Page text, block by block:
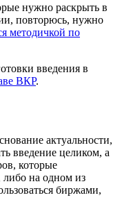
нужно раскрыть в
повторюсь, нужно
методичкой по
введения в
ВКР.
актуальности,
введение целиком, а
которые
либо на одном из
биржами,